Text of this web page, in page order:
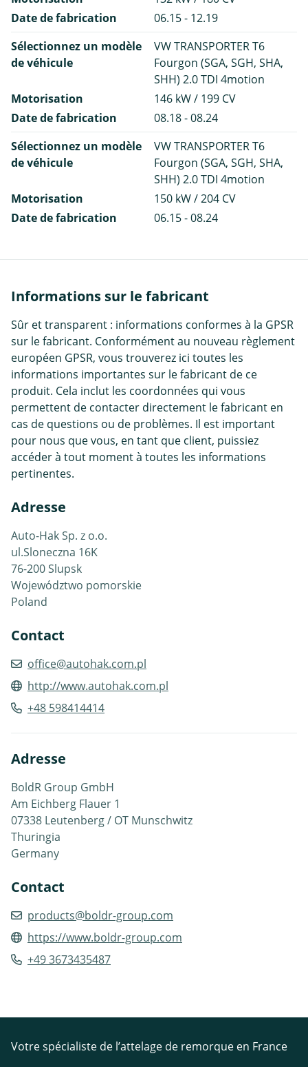
Date de fabrication
06.15 - 12.19
Sélectionnez un modèle
de véhicule
VW TRANSPORTER T6
Fourgon (SGA, SGH, SHA,
SHH) 2.0 TDI 4motion
Motorisation
146 kW / 199 CV
Date de fabrication
08.18 - 08.24
Sélectionnez un modèle
de véhicule
VW TRANSPORTER T6
Fourgon (SGA, SGH, SHA,
SHH) 2.0 TDI 4motion
Motorisation
150 kW / 204 CV
Date de fabrication
06.15 - 08.24
Informations sur le fabricant
Sûr et transparent : informations conformes à la GPSR
sur le fabricant. Conformément au nouveau règlement
européen GPSR, vous trouverez ici toutes les
informations importantes sur le fabricant de ce
produit. Cela inclut les coordonnées qui vous
permettent de contacter directement le fabricant en
cas de questions ou de problèmes. Il est important
pour nous que vous, en tant que client, puissiez
accéder à tout moment à toutes les informations
pertinentes.
Adresse
Auto-Hak Sp. z o.o.
ul.Sloneczna 16K
76-200 Slupsk
Województwo pomorskie
Poland
Contact
office@autohak.com.pl
http://www.autohak.com.pl
+48 598414414
Adresse
BoldR Group GmbH
Am Eichberg Flauer 1
07338 Leutenberg / OT Munschwitz
Thuringia
Germany
Contact
products@boldr-group.com
https://www.boldr-group.com
+49 3673435487
Votre spécialiste de l’attelage de remorque en France